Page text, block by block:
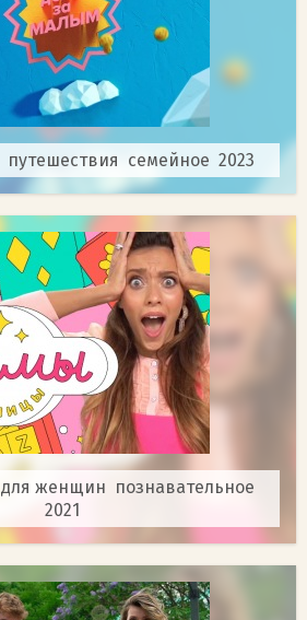
путешествия семейное 2023
для женщин познавательное
2021